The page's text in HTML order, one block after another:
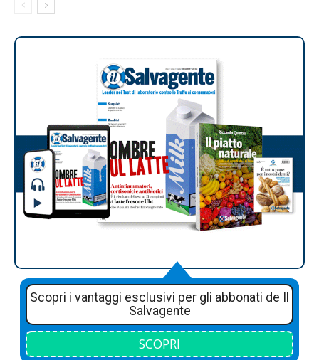
Scopri i vantaggi esclusivi per gli abbonati de Il
Salvagente
SCOPRI